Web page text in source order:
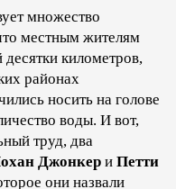
множество
местным жителям
километров,
районах
носить на голове
воды. И вот,
труд, два
Джонкер и Петти
они назвали